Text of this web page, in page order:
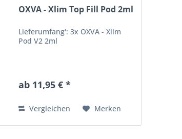
OXVA - Xlim Top Fill Pod 2ml
Lieferumfang': 3x OXVA - Xlim
Pod V2 2ml
ab 11,95 € *
Vergleichen Merken